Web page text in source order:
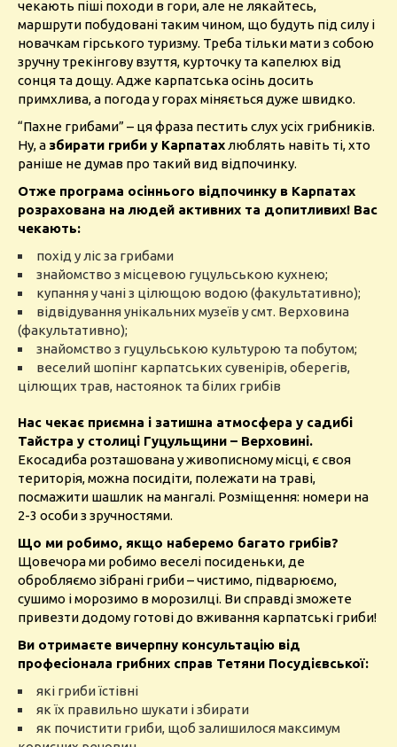
чекають піші походи в гори, але не лякайтесь,
маршрути побудовані таким чином, що будуть під силу і
новачкам гірського туризму. Треба тільки мати з собою
зручну трекінгову взуття, курточку та капелюх від
сонця та дощу. Адже карпатська осінь досить
примхлива, а погода у горах міняється дуже швидко.
“Пахне грибами” – ця фраза пестить слух усіх грибників.
Ну, а збирати гриби у Карпатахлюблять навіть ті, хто
раніше не думав про такий вид відпочинку.
Отже програма осіннього відпочинку в Карпатах
розрахована на людей активних та допитливих! Вас
чекають:
похід у ліс за грибами
знайомство з місцевою гуцульською кухнею;
купання у чані з цілющою водою (факультативно);
відвідування унікальних музеїв у смт. Верховина
(факультативно);
знайомство з гуцульською культурою та побутом;
веселий шопінг карпатських сувенірів, оберегів,
цілющих трав, настоянок та білих грибів
Нас чекає приємна і затишна атмосфера у садибі
Тайстра у столиці Гуцульщини – Верховині.
Екосадиба розташована у живописному місці, є своя
територія, можна посидіти, полежати на траві,
посмажити шашлик на мангалі. Розміщення: номери на
2-3 особи з зручностями.
Що ми робимо, якщо наберемо багато грибів?
Щовечора ми робимо веселі посиденьки, де
обробляємо зібрані гриби – чистимо, підварюємо,
сушимо і морозимо в морозилці. Ви справді зможете
привезти додому готові до вживання карпатські гриби!
Ви отримаєте вичерпну консультацію від
професіонала грибних справ Тетяни Посудієвської:
які гриби їстівні
як їх правильно шукати і збирати
як почистити гриби, щоб залишилося максимум